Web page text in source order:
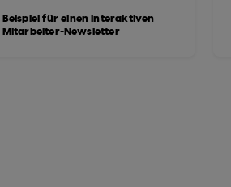
Beispiel für einen interaktiven
Mitarbeiter-Newsletter